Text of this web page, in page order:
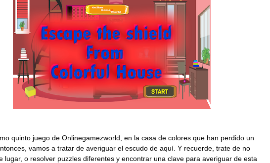
quinto juego de Onlinegamezworld, en la casa de colores que han perdido un
vamos a tratar de averiguar el escudo de aquí. Y recuerde, trate de no
lugar, o resolver puzzles diferentes y encontrar una clave para averiguar de esta